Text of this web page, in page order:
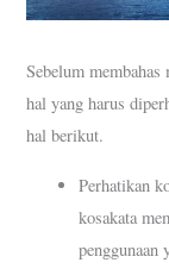
Sebelum
hal yang harus
hal berikut.
Perhatikan
kosakata
penggunaan